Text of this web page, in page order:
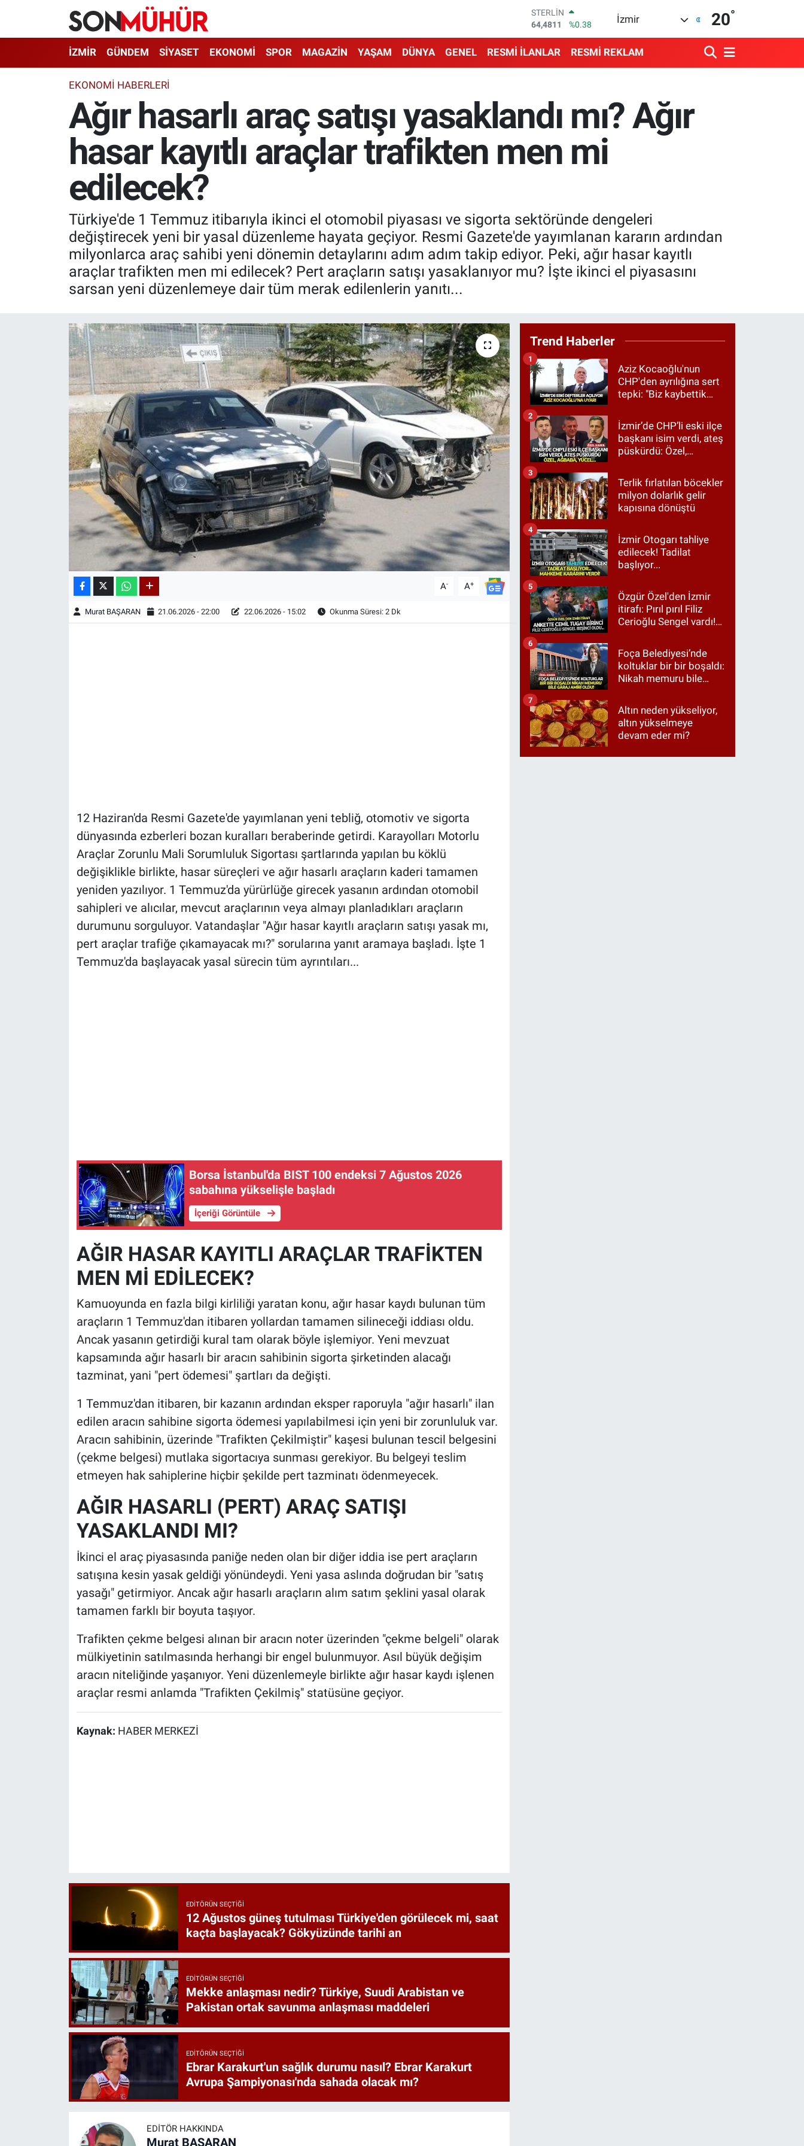
STERLİN
64,4811
%0.38
BİST100
13.779
%-14
47,7436
%0.18
EURO
İzmir 20°
İZMİR GÜNDEM SİYASET EKONOMİ SPOR MAGAZİN YAŞAM DÜNYA GENEL RESMİ İLANLAR RESMİ REKLAM
EKONOMI HABERLERI
Ağır hasarlı araç satışı yasaklandı mı? Ağır
hasar kayıtlı araçlar trafikten men mi
edilecek?
Türkiye'de 1 Temmuz itibarıyla ikinci el otomobil piyasası ve sigorta sektöründe dengeleri
değiştirecek yeni bir yasal düzenleme hayata geçiyor. Resmi Gazete'de yayımlanan kararın ardından
milyonlarca araç sahibi yeni dönemin detaylarını adım adım takip ediyor. Peki, ağır hasar kayıtlı
araçlar trafikten men mi edilecek? Pert araçların satışı yasaklanıyor mu? İşte ikinci el piyasasını
sarsan yeni düzenlemeye dair tüm merak edilenlerin yanıtı...
A- A+
Murat BAŞARAN 21.06.2026 - 22:00 22.06.2026 - 15:02 Okunma Süresi: 2 Dk
12 Haziran'da Resmi Gazete'de yayımlanan yeni tebliğ, otomotiv ve sigorta
dünyasında ezberleri bozan kuralları beraberinde getirdi. Karayolları Motorlu
Araçlar Zorunlu Mali Sorumluluk Sigortası şartlarında yapılan bu köklü
değişiklikle birlikte, hasar süreçleri ve ağır hasarlı araçların kaderi tamamen
yeniden yazılıyor. 1 Temmuz'da yürürlüğe girecek yasanın ardından otomobil
sahipleri ve alıcılar, mevcut araçlarının veya almayı planladıkları araçların
durumunu sorguluyor. Vatandaşlar "Ağır hasar kayıtlı araçların satışı yasak mı,
pert araçlar trafiğe çıkamayacak mı?" sorularına yanıt aramaya başladı. İşte 1
Temmuz'da başlayacak yasal sürecin tüm ayrıntıları...
Borsa İstanbul'da BIST 100 endeksi 7 Ağustos 2026
sabahına yükselişle başladı
İçeriği Görüntüle
AĞIR HASAR KAYITLI ARAÇLAR TRAFİKTEN
MEN Mİ EDİLECEK?
Kamuoyunda en fazla bilgi kirliliği yaratan konu, ağır hasar kaydı bulunan tüm
araçların 1 Temmuz'dan itibaren yollardan tamamen silineceği iddiası oldu.
Ancak yasanın getirdiği kural tam olarak böyle işlemiyor. Yeni mevzuat
kapsamında ağır hasarlı bir aracın sahibinin sigorta şirketinden alacağı
tazminat, yani "pert ödemesi" şartları da değişti.
1 Temmuz'dan itibaren, bir kazanın ardından eksper raporuyla "ağır hasarlı" ilan
edilen aracın sahibine sigorta ödemesi yapılabilmesi için yeni bir zorunluluk var.
Aracın sahibinin, üzerinde "Trafikten Çekilmiştir" kaşesi bulunan tescil belgesini
(çekme belgesi) mutlaka sigortacıya sunması gerekiyor. Bu belgeyi teslim
etmeyen hak sahiplerine hiçbir şekilde pert tazminatı ödenmeyecek.
AĞIR HASARLI (PERT) ARAÇ SATIŞI
YASAKLANDI MI?
İkinci el araç piyasasında paniğe neden olan bir diğer iddia ise pert araçların
satışına kesin yasak geldiği yönündeydi. Yeni yasa aslında doğrudan bir "satış
yasağı" getirmiyor. Ancak ağır hasarlı araçların alım satım şeklini yasal olarak
tamamen farklı bir boyuta taşıyor.
Trafikten çekme belgesi alınan bir aracın noter üzerinden "çekme belgeli" olarak
mülkiyetinin satılmasında herhangi bir engel bulunmuyor. Asıl büyük değişim
aracın niteliğinde yaşanıyor. Yeni düzenlemeyle birlikte ağır hasar kaydı işlenen
araçlar resmi anlamda "Trafikten Çekilmiş" statüsüne geçiyor.
Kaynak: HABER MERKEZİ
EDITÖRÜN SEÇTIĞI
12 Ağustos güneş tutulması Türkiye'den görülecek mi, saat
kaçta başlayacak? Gökyüzünde tarihi an
EDITÖRÜN SEÇTIĞI
Mekke anlaşması nedir? Türkiye, Suudi Arabistan ve
Pakistan ortak savunma anlaşması maddeleri
EDITÖRÜN SEÇTIĞI
Ebrar Karakurt'un sağlık durumu nasıl? Ebrar Karakurt
Avrupa Şampiyonası'nda sahada olacak mı?
EDITÖR HAKKINDA
Murat BAŞARAN
Trend Haberler
Aziz Kocaoğlu'nun
CHP'den ayrılığına sert
tepki: "Biz kaybettik
etmedik"
1
İzmir’de CHP’li eski ilçe
başkanı isim verdi, ateş
püskürdü: Özel,
2
Terlik fırlatılan böcekler
milyon dolarlık gelir
kapısına dönüştü
3
İzmir Otogarı tahliye
edilecek! Tadilat
başlıyor...
4
Özgür Özel'den İzmir
itirafı: Pırıl pırıl Filiz
Cerioğlu Sengel vardı!
Tugay birinci çıktı
5
Foça Belediyesi’nde
koltuklar bir bir boşaldı:
Nikah memuru bile
6
Altın neden yükseliyor,
altın yükselmeye
devam eder mi?
7
İzmir Nöbetçi Eczaneler
İzmir Hava Durumu
İzmir Namaz Vakitleri
İzmir Trafik Yoğunluk Haritası
Süper Lig Puan Durumu ve Fikstür
Tüm Manşetler
Son Dakika Haberleri
Haber Arşivi